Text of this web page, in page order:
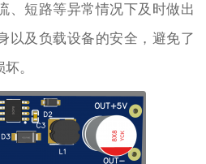
、短路等异常情况下及时做出
以及负载设备的安全，避免了
。